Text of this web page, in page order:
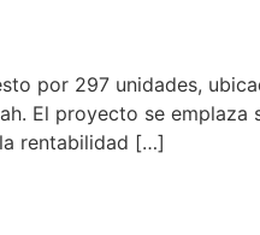
por 297 unidades,
El proyecto se
rentabilidad […]